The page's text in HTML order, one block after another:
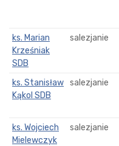
ks. Marian
Krześniak
SDB
salezjanie
ks. Stanisław
Kąkol SDB
salezjanie
ks. Wojciech
Mielewczyk
salezjanie